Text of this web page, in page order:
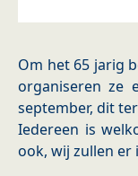
Om het 65 jarig
organiseren ze
september, dit
Iedereen is
ook, wij zullen er